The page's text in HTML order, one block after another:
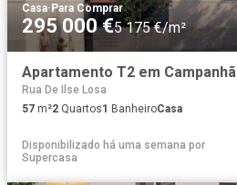
Casa· Para Comprar
295 000 €5 175 €/m²
Apartamento T2 em Campanhã
Rua De Ilse Losa
57 m²2 Quartos1 BanheiroCasa
Disponibilizado há uma semana por
Supercasa